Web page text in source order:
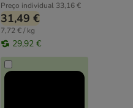
Preço individual 33,16 €
31,49 €
7,72 € / kg
29,92 €